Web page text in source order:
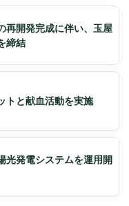
再開発完成に伴い、玉屋
締結
トと献血活動を実施
光発電システムを運用開